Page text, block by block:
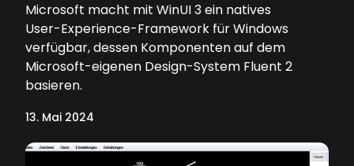
Microsoft macht mit WinUI 3 ein natives
User-Experience-Framework für Windows
verfügbar, dessen Komponenten auf dem
Microsoft-eigenen Design-System Fluent 2
basieren.
13. Mai 2024